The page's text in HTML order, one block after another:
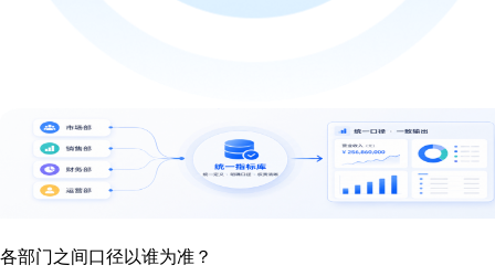
各部门之间口径以谁为准？